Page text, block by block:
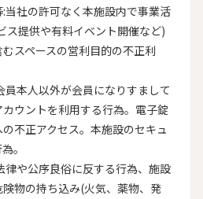
当社の許可なく本施設内で事業活
ス提供や有料イベント開催など)
スペースの営利目的の不正利
員本人以外が会員になりすまして
ウントを利用する行為。電子錠
不正アクセス。本施設のセキュ
。
律や公序良俗に反する行為、施設
物の持ち込み(火気、薬物、発